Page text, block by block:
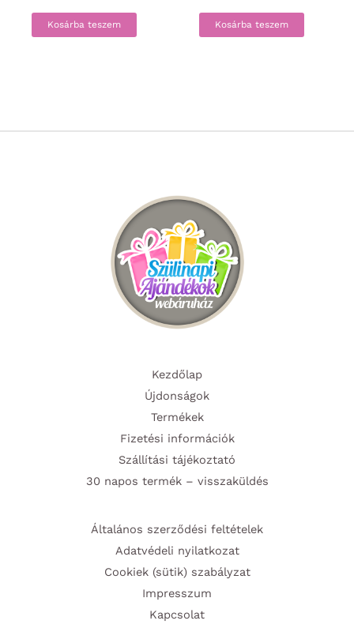
Kosárba teszem Kosárba teszem
Kezdőlap
Újdonságok
Termékek
Fizetési információk
Szállítási tájékoztató
30 napos termék – visszaküldés
Általános szerződési feltételek
Adatvédeli nyilatkozat
Cookiek (sütik) szabályzat
Impresszum
Kapcsolat